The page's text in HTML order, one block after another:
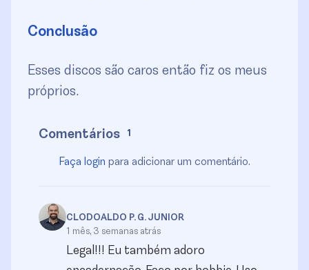
Conclusão
Esses discos são caros então fiz os meus
próprios.
Comentários 1
Faça login para adicionar um comentário.
CLODOALDO P. G. JUNIOR
1 mês, 3 semanas atrás
Legal!!! Eu também adoro